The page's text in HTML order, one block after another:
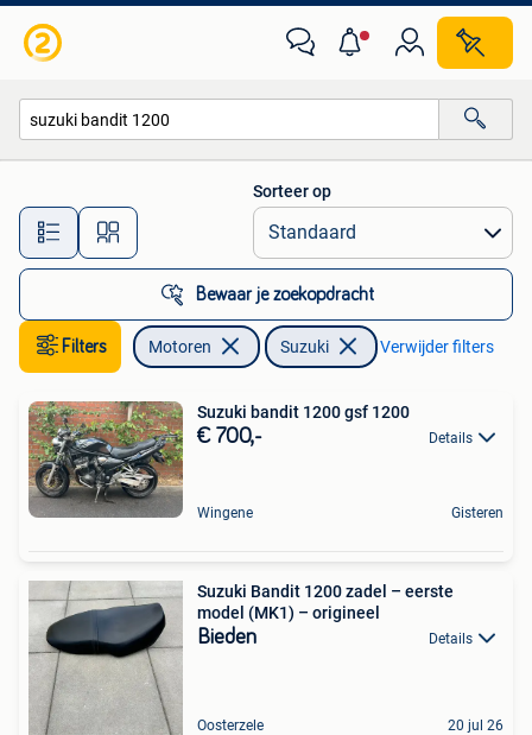
Alle afstanden…
Sorteer op
Bewaar je zoekopdracht
Filters Motoren Suzuki Verwijder filters
Suzuki bandit 1200 gsf 1200
€ 700,- Details
Wingene Gisteren
Suzuki Bandit 1200 zadel – eerste
model (MK1) – origineel
Bieden Details
Oosterzele 20 jul 26